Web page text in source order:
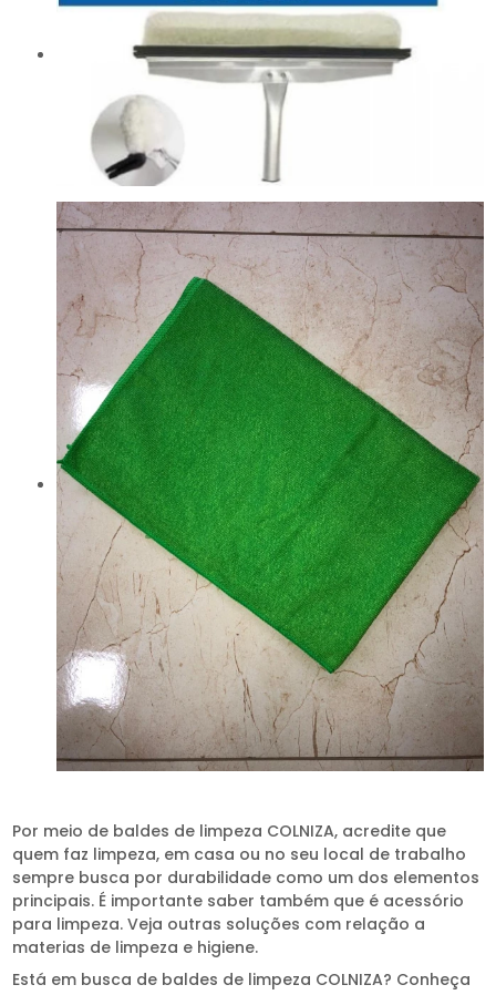
Por meio de baldes de limpeza COLNIZA, acredite que
quem faz limpeza, em casa ou no seu local de trabalho
sempre busca por durabilidade como um dos elementos
principais. É importante saber também que é acessório
para limpeza. Veja outras soluções com relação a
materias de limpeza e higiene.
Está em busca de baldes de limpeza COLNIZA? Conheça